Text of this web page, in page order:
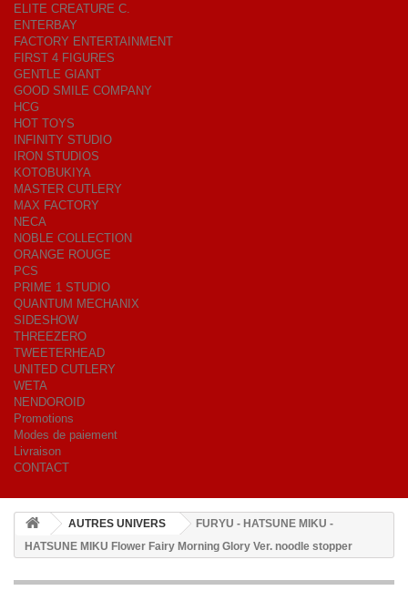
ELITE CREATURE C.
ENTERBAY
FACTORY ENTERTAINMENT
FIRST 4 FIGURES
GENTLE GIANT
GOOD SMILE COMPANY
HCG
HOT TOYS
INFINITY STUDIO
IRON STUDIOS
KOTOBUKIYA
MASTER CUTLERY
MAX FACTORY
NECA
NOBLE COLLECTION
ORANGE ROUGE
PCS
PRIME 1 STUDIO
QUANTUM MECHANIX
SIDESHOW
THREEZERO
TWEETERHEAD
UNITED CUTLERY
WETA
NENDOROID
Promotions
Modes de paiement
Livraison
CONTACT
AUTRES UNIVERS
FURYU - HATSUNE MIKU -
HATSUNE MIKU Flower Fairy Morning Glory Ver. noodle stopper